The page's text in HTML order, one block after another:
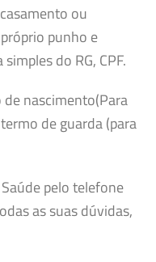
ou
punho e
do RG, CPF.
nascimento(Para
de guarda (para
pelo telefone
as suas dúvidas,